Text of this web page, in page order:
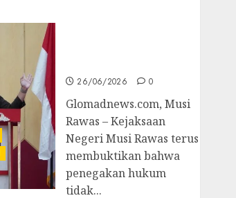
26/06/2026 0
Glomadnews.com, Musi
Rawas – Kejaksaan
Negeri Musi Rawas terus
membuktikan bahwa
penegakan hukum
tidak...